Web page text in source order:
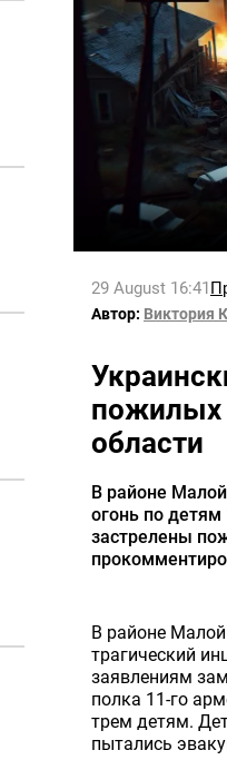
29 August 16:41
Автор: Виктория
пожилых
области
В районе
огонь по
застрелены
В районе
трагический
заявлениям
полка 11-го
трем детям.
пытались